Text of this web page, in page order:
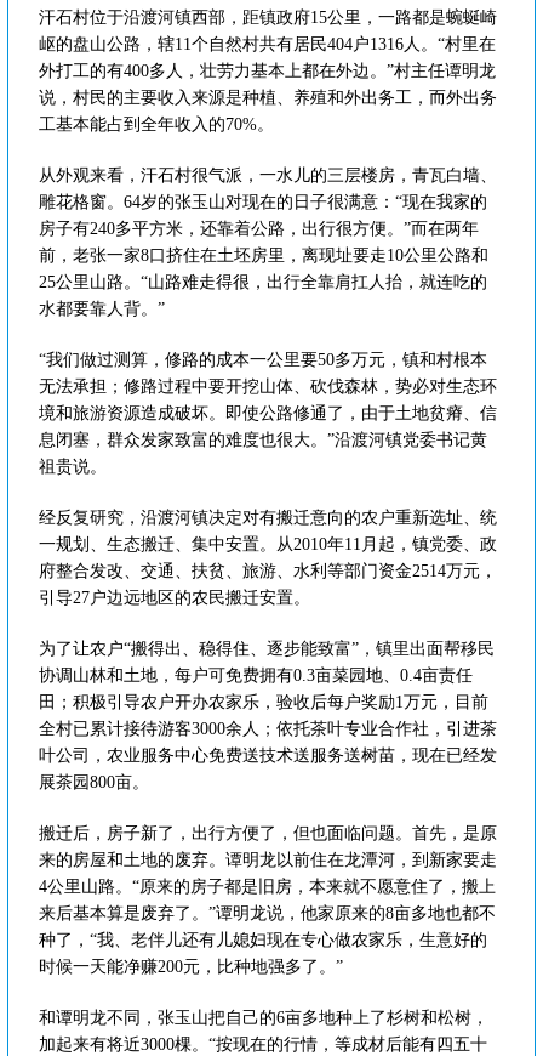
汗石村位于沿渡河镇西部，距镇政府15公里，一路都是蜿蜒崎
岖的盘山公路，辖11个自然村共有居民404户1316人。“村里在
外打工的有400多人，壮劳力基本上都在外边。”村主任谭明龙
说，村民的主要收入来源是种植、养殖和外出务工，而外出务
工基本能占到全年收入的70%。
从外观来看，汗石村很气派，一水儿的三层楼房，青瓦白墙、
雕花格窗。64岁的张玉山对现在的日子很满意：“现在我家的
房子有240多平方米，还靠着公路，出行很方便。”而在两年
前，老张一家8口挤住在土坯房里，离现址要走10公里公路和
25公里山路。“山路难走得很，出行全靠肩扛人抬，就连吃的
水都要靠人背。”
“我们做过测算，修路的成本一公里要50多万元，镇和村根本
无法承担；修路过程中要开挖山体、砍伐森林，势必对生态环
境和旅游资源造成破坏。即使公路修通了，由于土地贫瘠、信
息闭塞，群众发家致富的难度也很大。”沿渡河镇党委书记黄
祖贵说。
经反复研究，沿渡河镇决定对有搬迁意向的农户重新选址、统
一规划、生态搬迁、集中安置。从2010年11月起，镇党委、政
府整合发改、交通、扶贫、旅游、水利等部门资金2514万元，
引导27户边远地区的农民搬迁安置。
为了让农户“搬得出、稳得住、逐步能致富”，镇里出面帮移民
协调山林和土地，每户可免费拥有0.3亩菜园地、0.4亩责任
田；积极引导农户开办农家乐，验收后每户奖励1万元，目前
全村已累计接待游客3000余人；依托茶叶专业合作社，引进茶
叶公司，农业服务中心免费送技术送服务送树苗，现在已经发
展茶园800亩。
搬迁后，房子新了，出行方便了，但也面临问题。首先，是原
来的房屋和土地的废弃。谭明龙以前住在龙潭河，到新家要走
4公里山路。“原来的房子都是旧房，本来就不愿意住了，搬上
来后基本算是废弃了。”谭明龙说，他家原来的8亩多地也都不
种了，“我、老伴儿还有儿媳妇现在专心做农家乐，生意好的
时候一天能净赚200元，比种地强多了。”
和谭明龙不同，张玉山把自己的6亩多地种上了杉树和松树，
加起来有将近3000棵。“按现在的行情，等成材后能有四五十